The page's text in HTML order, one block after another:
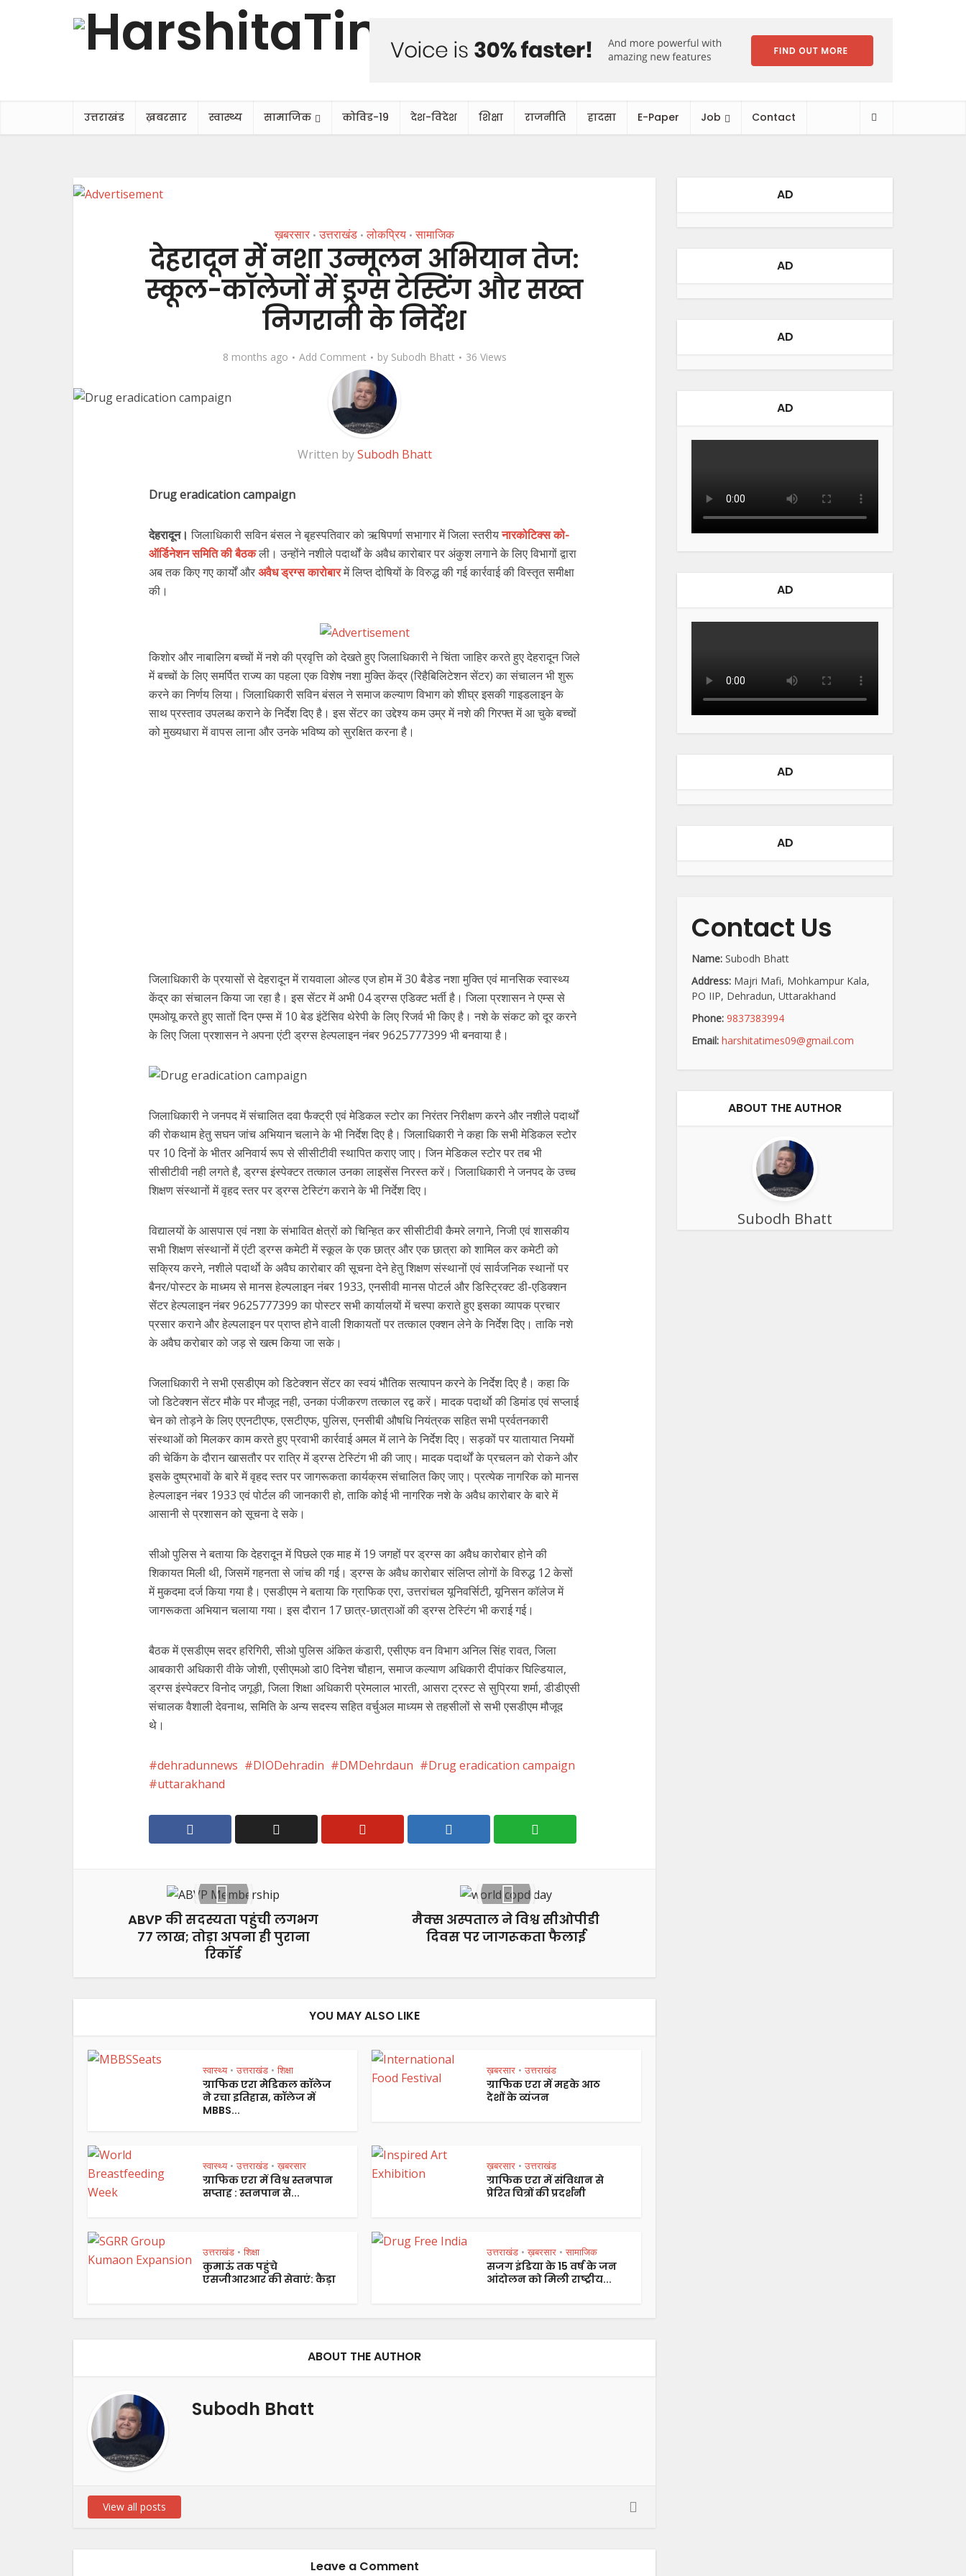
उत्तराखंड ख़बरसार स्वास्थ्य सामाजिक कोविड-19 देश-विदेश शिक्षा राजनीति हादसा E-Paper Job Contact
ख़बरसार • उत्तराखंड • लोकप्रिय • सामाजिक
देहरादून में नशा उन्मूलन अभियान तेज:
स्कूल-कॉलेजों में ड्रग्स टेस्टिंग और सख्त
निगरानी के निर्देश
8 months ago Add Comment by Subodh Bhatt 36 Views
Written bySubodh Bhatt
Drug eradication campaign
देहरादून। जिलाधिकारी सविन बंसल ने बृहस्पतिवार को ऋषिपर्णा सभागार में जिला स्तरीयनारकोटिक्स को-
ऑर्डिनेशन समिति की बैठकली। उन्होंने नशीले पदार्थों के अवैध कारोबार पर अंकुश लगाने के लिए विभागों द्वारा
अब तक किए गए कार्यों औरअवैध ड्रग्स कारोबारमें लिप्त दोषियों के विरुद्ध की गई कार्रवाई की विस्तृत समीक्षा
की।
किशोर और नाबालिग बच्चों में नशे की प्रवृत्ति को देखते हुए जिलाधिकारी ने चिंता जाहिर करते हुए देहरादून जिले
में बच्चों के लिए समर्पित राज्य का पहला एक विशेष नशा मुक्ति केंद्र (रिहैबिलिटेशन सेंटर) का संचालन भी शुरू
करने का निर्णय लिया। जिलाधिकारी सविन बंसल ने समाज कल्याण विभाग को शीघ्र इसकी गाइडलाइन के
साथ प्रस्ताव उपलब्ध कराने के निर्देश दिए है। इस सेंटर का उद्देश्य कम उम्र में नशे की गिरफ्त में आ चुके बच्चों
को मुख्यधारा में वापस लाना और उनके भविष्य को सुरक्षित करना है।
जिलाधिकारी के प्रयासों से देहरादून में रायवाला ओल्ड एज होम में 30 बैडेड नशा मुक्ति एवं मानसिक स्वास्थ्य
केंद्र का संचालन किया जा रहा है। इस सेंटर में अभी 04 ड्रग्स एडिक्ट भर्ती है। जिला प्रशासन ने एम्स से
एमओयू करते हुए सातों दिन एम्स में 10 बेड इंटेंसिव थेरेपी के लिए रिजर्व भी किए है। नशे के संकट को दूर करने
के लिए जिला प्रशासन ने अपना एंटी ड्रग्स हेल्पलाइन नंबर 9625777399 भी बनवाया है।
जिलाधिकारी ने जनपद में संचालित दवा फैक्ट्री एवं मेडिकल स्टोर का निरंतर निरीक्षण करने और नशीले पदार्थों
की रोकथाम हेतु सघन जांच अभियान चलाने के भी निर्देश दिए है। जिलाधिकारी ने कहा कि सभी मेडिकल स्टोर
पर 10 दिनों के भीतर अनिवार्य रूप से सीसीटीवी स्थापित कराए जाए। जिन मेडिकल स्टोर पर तब भी
सीसीटीवी नही लगते है, ड्रग्स इंस्पेक्टर तत्काल उनका लाइसेंस निरस्त करें। जिलाधिकारी ने जनपद के उच्च
शिक्षण संस्थानों में वृहद स्तर पर ड्रग्स टेस्टिंग कराने के भी निर्देश दिए।
विद्यालयों के आसपास एवं नशा के संभावित क्षेत्रों को चिन्हित कर सीसीटीवी कैमरे लगाने, निजी एवं शासकीय
सभी शिक्षण संस्थानों में एंटी ड्रग्स कमेटी में स्कूल के एक छात्र और एक छात्रा को शामिल कर कमेटी को
सक्रिय करने, नशीले पदार्थाे के अवैघ कारोबार की सूचना देने हेतु शिक्षण संस्थानों एवं सार्वजनिक स्थानों पर
बैनर/पोस्टर के माध्मय से मानस हेल्पलाइन नंबर 1933, एनसीवी मानस पोटर्ल और डिस्ट्रिक्ट डी-एडिक्शन
सेंटर हेल्पलाइन नंबर 9625777399 का पोस्टर सभी कार्यालयों में चस्पा कराते हुए इसका व्यापक प्रचार
प्रसार कराने और हेल्पलाइन पर प्राप्त होने वाली शिकायतों पर तत्काल एक्शन लेने के निर्देश दिए। ताकि नशे
के अवैघ करोबार को जड़ से खत्म किया जा सके।
जिलाधिकारी ने सभी एसडीएम को डिटेक्शन सेंटर का स्वयं भौतिक सत्यापन करने के निर्देश दिए है। कहा कि
जो डिटेक्शन सेंटर मौके पर मौजूद नही, उनका पंजीकरण तत्काल रद्व करें। मादक पदार्थाे की डिमांड एवं सप्लाई
चेन को तोड़ने के लिए एएनटीएफ, एसटीएफ, पुलिस, एनसीबी औषधि नियंत्रक सहित सभी प्रर्वतनकारी
संस्थाओं को मिलकर काम करते हुए प्रवाभी कार्रवाई अमल में लाने के निर्देश दिए। सड़कों पर यातायात नियमों
की चेकिंग के दौरान खासतौर पर रात्रि में ड्रग्स टेस्टिंग भी की जाए। मादक पदार्थों के प्रचलन को रोकने और
इसके दुष्प्रभावों के बारे में वृहद स्तर पर जागरूकता कार्यक्रम संचालित किए जाए। प्रत्येक नागरिक को मानस
हेल्पलाइन नंबर 1933 एवं पोर्टल की जानकारी हो, ताकि कोई भी नागरिक नशे के अवैध कारोबार के बारे में
आसानी से प्रशासन को सूचना दे सके।
सीओ पुलिस ने बताया कि देहरादून में पिछले एक माह में 19 जगहों पर ड्रग्स का अवैध कारोबार होने की
शिकायत मिली थी, जिसमें गहनता से जांच की गई। ड्रग्स के अवैध कारोबार संलिप्त लोगों के विरुद्ध 12 केसों
में मुकदमा दर्ज किया गया है। एसडीएम ने बताया कि ग्राफिक एरा, उत्तरांचल यूनिवर्सिटी, यूनिसन कॉलेज में
जागरूकता अभियान चलाया गया। इस दौरान 17 छात्र-छात्राओं की ड्रग्स टेस्टिंग भी कराई गई।
बैठक में एसडीएम सदर हरिगिरी, सीओ पुलिस अंकित कंडारी, एसीएफ वन विभाग अनिल सिंह रावत, जिला
आबकारी अधिकारी वीके जोशी, एसीएमओ डा0 दिनेश चौहान, समाज कल्याण अधिकारी दीपांकर घिल्डियाल,
ड्रग्स इंस्पेक्टर विनोद जगूड़ी, जिला शिक्षा अधिकारी प्रेमलाल भारती, आसरा ट्रस्ट से सुप्रिया शर्मा, डीडीएसी
संचालक वैशाली देवनाथ, समिति के अन्य सदस्य सहित वर्चुअल माध्यम से तहसीलों से सभी एसडीएम मौजूद
थे।
dehradunnews DIODehradin DMDehrdaun
Drug eradication campaign
uttarakhand
ABVP की सदस्यता पहुंची लगभग
77 लाख; तोड़ा अपना ही पुराना
रिकॉर्ड
मैक्स अस्पताल ने विश्व सीओपीडी
दिवस पर जागरूकता फैलाई
YOU MAY ALSO LIKE
स्वास्थ्य • उत्तराखंड • शिक्षा
ग्राफिक एरा मेडिकल कॉलेज
ने रचा इतिहास, कॉलेज में
MBBS...
ख़बरसार • उत्तराखंड
ग्राफिक एरा में महके आठ
देशों के व्यंजन
स्वास्थ्य • उत्तराखंड • ख़बरसार
ग्राफिक एरा में विश्व स्तनपान
सप्ताह : स्तनपान से...
ख़बरसार • उत्तराखंड
ग्राफिक एरा में संविधान से
प्रेरित चित्रों की प्रदर्शनी
उत्तराखंड • शिक्षा
कुमाऊं तक पहुंचे
एसजीआरआर की सेवाएं: कैड़ा
उत्तराखंड • ख़बरसार • सामाजिक
सजग इंडिया के 15 वर्ष के जन
आंदोलन को मिली राष्ट्रीय...
ABOUT THE AUTHOR
Subodh Bhatt
View all posts
Leave a Comment
AD
AD
AD
AD
AD
AD
AD
Contact Us
Name: Subodh Bhatt
Address: Majri Mafi, Mohkampur Kala,
PO IIP, Dehradun, Uttarakhand
Phone: 9837383994
Email: harshitatimes09@gmail.com
ABOUT THE AUTHOR
Subodh Bhatt